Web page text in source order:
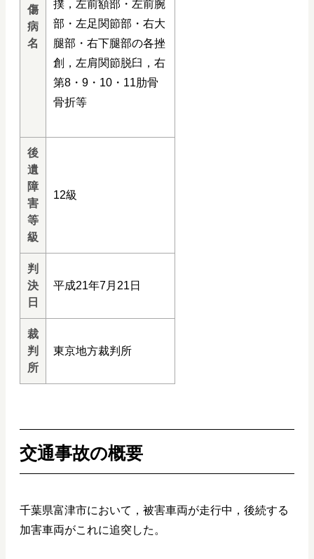
傷
病
名
撲，左前額部・左前腕
部・左足関節部・右大
腿部・右下腿部の各挫
創，左肩関節脱臼，右
第8・9・10・11肋骨
骨折等
後
遺
障
害
等
級
12級
判
決
日
平成21年7月21日
裁
判
所
東京地方裁判所
交通事故の概要
千葉県富津市において，被害車両が走行中，後続する
加害車両がこれに追突した。